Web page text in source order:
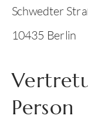
Schwedter
10435 Berlin
Person